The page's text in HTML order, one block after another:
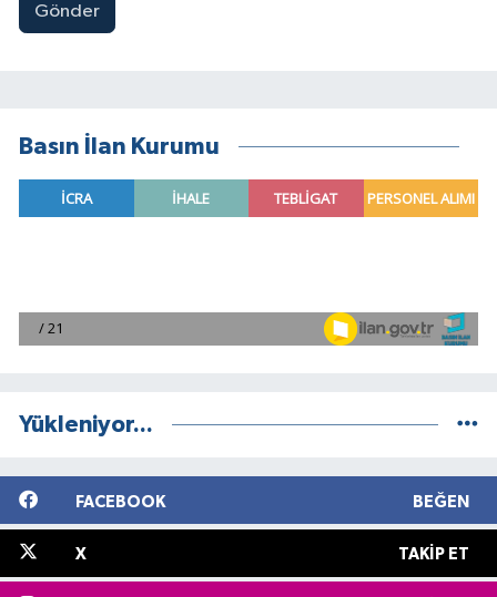
Gönder
Basın İlan Kurumu
Yükleniyor...
FACEBOOK BEĞEN
X TAKIP ET